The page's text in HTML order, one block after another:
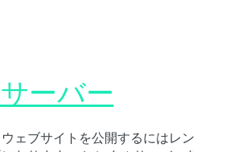
ーバー
ェブサイトを公開するにはレン